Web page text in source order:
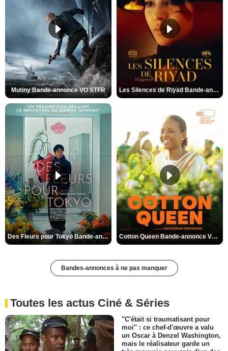
Mutiny Bande-annonce VO STFR Les Silences de Riyad Bande-annonce VO STFR
Des Fleurs pour Tokyo Bande-annonce VO STFR Cotton Queen Bande-annonce VO STFR
Bandes-annonces à ne pas manquer
Toutes les actus Ciné & Séries
"C'était si traumatisant pour
moi" : ce chef-d'œuvre a valu
un Oscar à Denzel Washington,
mais le réalisateur garde un